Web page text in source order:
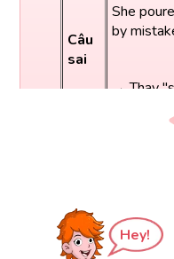
Câu
sai
She
by
→ Thay
She
Hey!